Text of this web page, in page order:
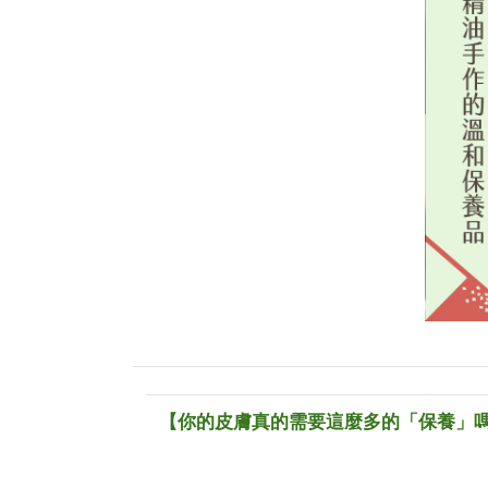
【你的皮膚真的需要這麼多的「保養」